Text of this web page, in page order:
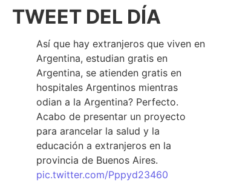
TWEET DEL DÍA
Así que hay extranjeros que viven en
Argentina, estudian gratis en
Argentina, se atienden gratis en
hospitales Argentinos mientras
odian a la Argentina? Perfecto.
Acabo de presentar un proyecto
para arancelar la salud y la
educación a extranjeros en la
provincia de Buenos Aires.
pic.twitter.com/Pppyd23460